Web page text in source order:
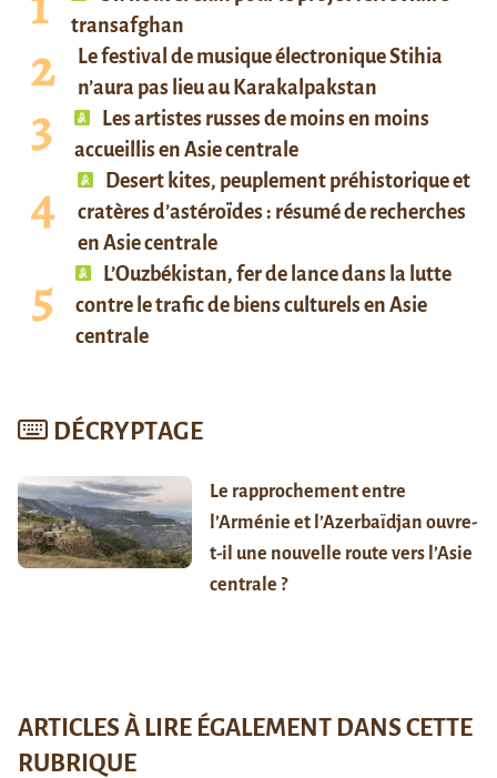
transafghan
Le festival de musique électronique Stihia
n’aura pas lieu au Karakalpakstan
Les artistes russes de moins en moins
accueillis en Asie centrale
Desert kites, peuplement préhistorique et
cratères d’astéroïdes : résumé de recherches
en Asie centrale
L’Ouzbékistan, fer de lance dans la lutte
contre le trafic de biens culturels en Asie
centrale
DÉCRYPTAGE
Le rapprochement entre
l’Arménie et l’Azerbaïdjan ouvre-
t-il une nouvelle route vers l’Asie
centrale ?
ARTICLES À LIRE ÉGALEMENT DANS CETTE
RUBRIQUE